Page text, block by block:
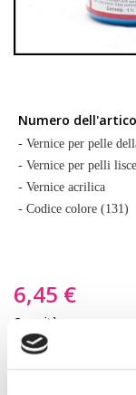
all'inizio
immagini
Numero
- Vernice per pelle
- Vernice per pelli lisce
- Vernice acrilica
- Codice colore (131)
6,45 €
Capacità
29,5 ml